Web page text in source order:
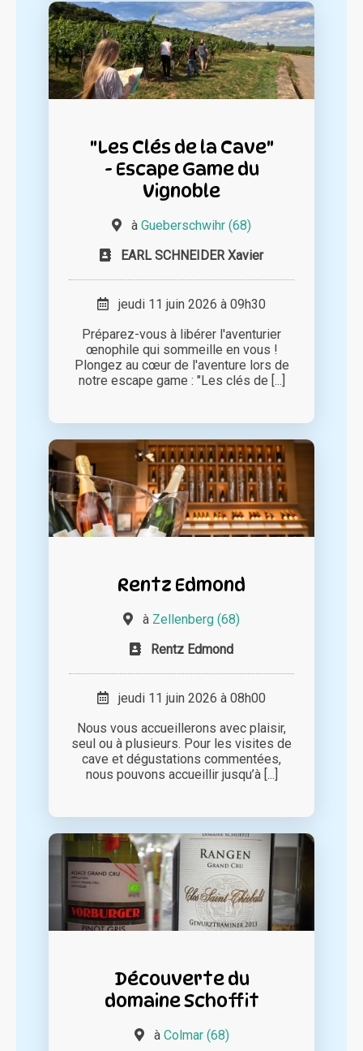
"Les Clés de la Cave"
- Escape Game du
Vignoble
à Gueberschwihr (68)
EARL SCHNEIDER Xavier
jeudi 11 juin 2026 à 09h30
Préparez-vous à libérer l'aventurier
œnophile qui sommeille en vous !
Plongez au cœur de l'aventure lors de
notre escape game : "Les clés de [...]
Rentz Edmond
à Zellenberg (68)
Rentz Edmond
jeudi 11 juin 2026 à 08h00
Nous vous accueillerons avec plaisir,
seul ou à plusieurs. Pour les visites de
cave et dégustations commentées,
nous pouvons accueillir jusqu’à [...]
Découverte du
domaine Schoffit
à Colmar (68)